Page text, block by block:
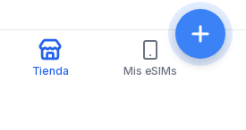
Tienda Mis eSIMs